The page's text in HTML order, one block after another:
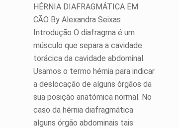
HÉRNIA DIAFRAGMÁTICA EM
CÃO By Alexandra Seixas
Introdução O diafragma é um
músculo que separa a cavidade
torácica da cavidade abdominal.
Usamos o termo hérnia para indicar
a deslocação de alguns órgãos da
sua posição anatómica normal. No
caso da hérnia diafragmática
alguns órgão abdominais tais